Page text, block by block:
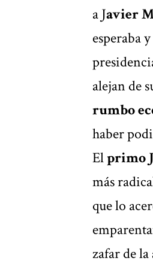
a Javier
esperaba
alejan de
rumbo
haber
Elprimo
más
que lo
zafar de